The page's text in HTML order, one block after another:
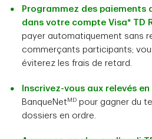
Programmez des
dans votre compte Visa* TD
payer automatiquement sans
commerçants participants;
éviterez les frais de retard.
Inscrivez-vous aux relevés
BanqueNet MD pour gagner du
dossiers en ordre.